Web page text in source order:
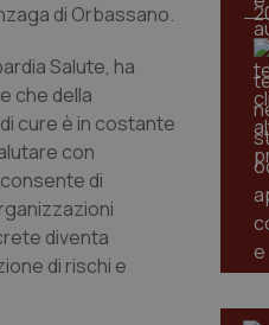
di Orbassano.
Salute, ha
che della
cure è in costante
con
di
diventa
di rischi e